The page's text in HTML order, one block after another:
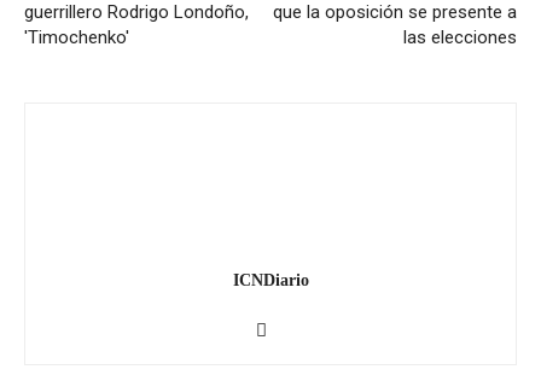
guerrillero Rodrigo Londoño,
'Timochenko'
que la oposición se presente a
las elecciones
ICNDiario